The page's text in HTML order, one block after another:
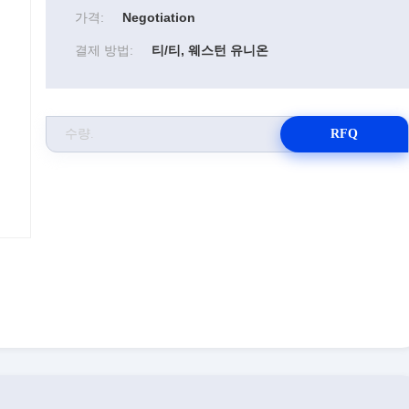
가격: Negotiation
결제 방법: 티/티, 웨스턴 유니온
RFQ